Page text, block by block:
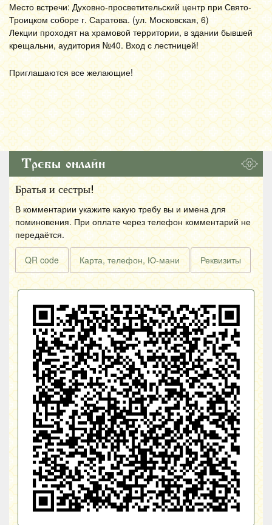
Место встречи: Духовно-просветительский центр при Свято-
Троицком соборе г. Саратова. (ул. Московская, 6)
Лекции проходят на храмовой территории, в здании бывшей
крещальни, аудитория №40. Вход с лестницей!
Приглашаются все желающие!
Требы онлайн
Братья и сестры!
В комментарии укажите какую требу вы и имена для
поминовения. При оплате через телефон комментарий не
передаётся.
QR code Карта, телефон, Ю-мани Реквизиты